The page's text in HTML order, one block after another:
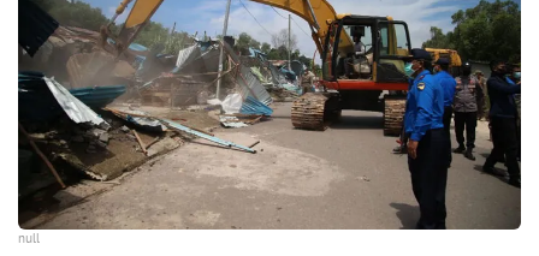
null